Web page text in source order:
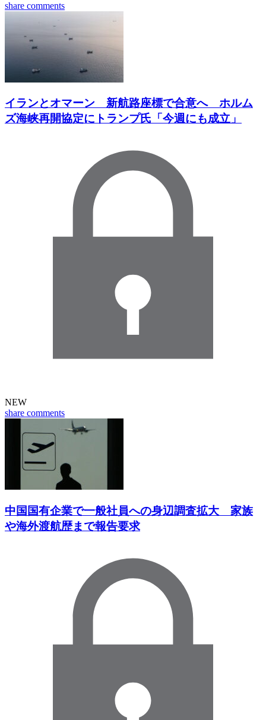
share comments
イランとオマーン 新航路座標で合意へ ホルム
ズ海峡再開協定にトランプ氏「今週にも成立」
NEW
share comments
中国国有企業で一般社員への身辺調査拡大 家族
や海外渡航歴まで報告要求